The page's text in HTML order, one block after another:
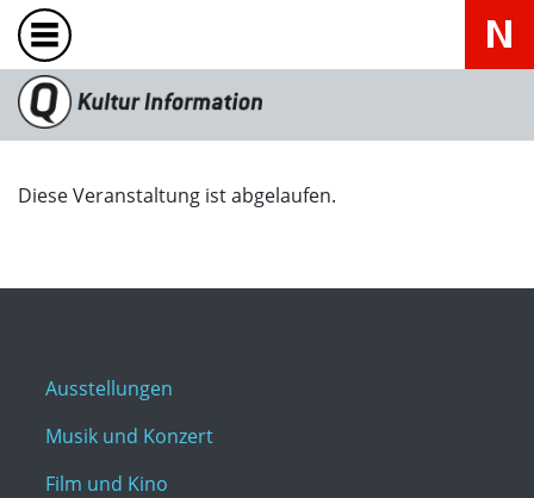
Diese Veranstaltung ist abgelaufen.
Ausstellungen
Musik und Konzert
Film und Kino